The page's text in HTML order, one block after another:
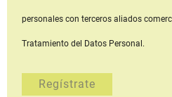
personales con terceros aliados
Tratamiento del Datos Personal.